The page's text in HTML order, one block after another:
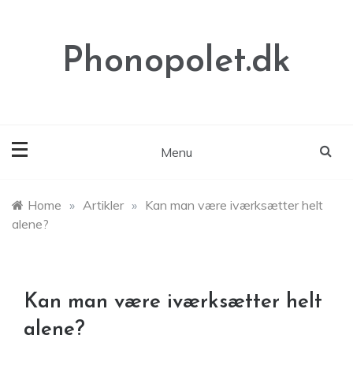
Phonopolet.dk
Menu
Home » Artikler » Kan man være iværksætter helt
alene?
Kan man være iværksætter helt
alene?